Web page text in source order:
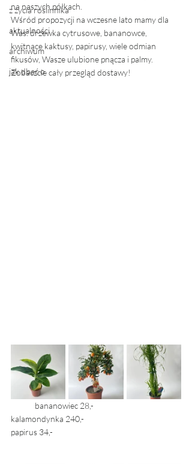
z życia roślinnika
aktualności
archiwum
jak dbać o
na naszych półkach.
Wśród propozycji na wczesne lato mamy dla
Was: drzewka cytrusowe, bananowce,
kwitnące kaktusy, papirusy, wiele odmian
fikusów, Wasze ulubione pnącza i palmy.
Zobaczcie cały przegląd dostawy!
kalamondynka 240,-